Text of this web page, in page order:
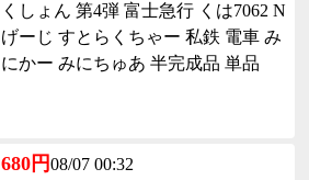
くしょん 第4弾 富士急行 くは7062 N
げーじ すとらくちゃー 私鉄 電車 み
にかー みにちゅあ 半完成品 単品
680円08/07 00:32